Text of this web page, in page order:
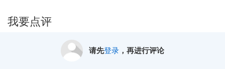
50种不同的蠕变类型来挑战你的防御 - 5个不同的地图
火，自然，地球） - 4种不同的模式（随机，混沌，拉
什，免费） - 5个不同的难度设置（你可以掌握疯
我要点评
请先登录，再进行评论